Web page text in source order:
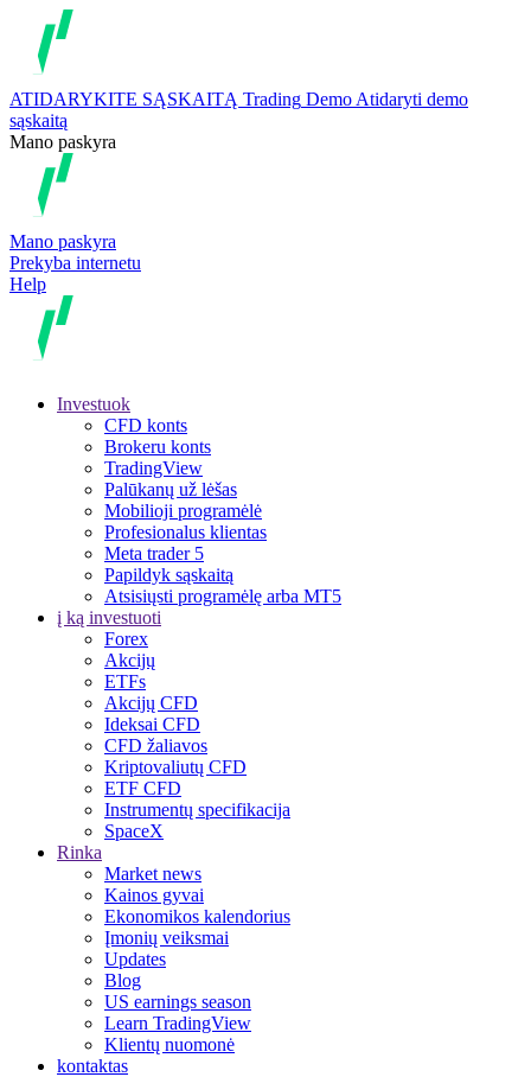
ATIDARYKITE SĄSKAITĄ Trading Demo Atidaryti demo
sąskaitą
Mano paskyra
Mano paskyra
Prekyba internetu
Help
Investuok
CFD konts
Brokeru konts
TradingView
Palūkanų už lėšas
Mobilioji programėlė
Profesionalus klientas
Meta trader 5
Papildyk sąskaitą
Atsisiųsti programėlę arba MT5
į ką investuoti
Forex
Akcijų
ETFs
Akcijų CFD
Ideksai CFD
CFD žaliavos
Kriptovaliutų CFD
ETF CFD
Instrumentų specifikacija
SpaceX
Rinka
Market news
Kainos gyvai
Ekonomikos kalendorius
Įmonių veiksmai
Updates
Blog
US earnings season
Learn TradingView
Klientų nuomonė
kontaktas